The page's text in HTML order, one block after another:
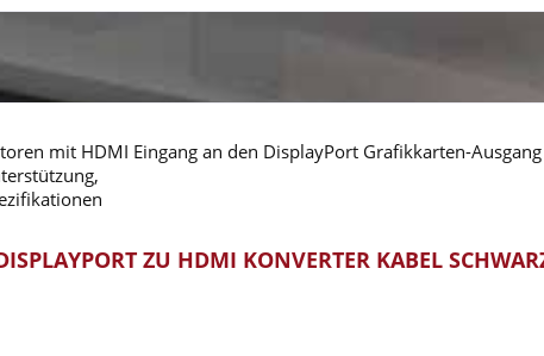
mit HDMI Eingang an den DisplayPort Grafikkarten-
ZU HDMI KONVERTER KABEL